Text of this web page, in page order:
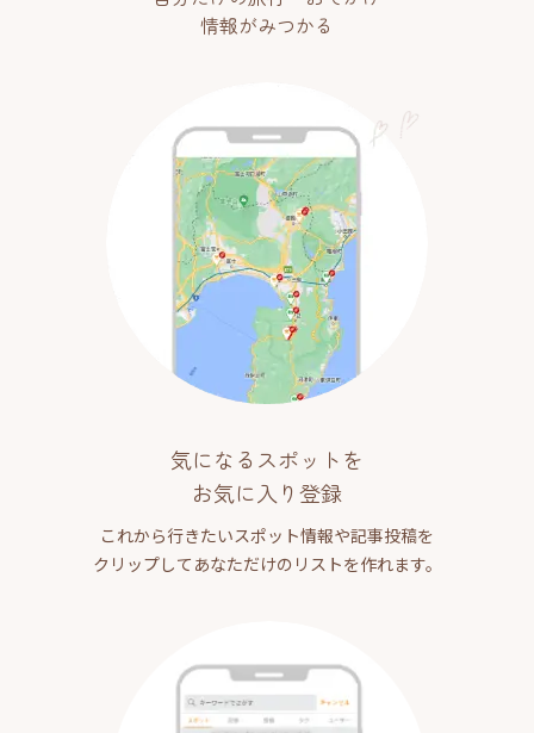
情報がみつかる
気になるスポットを
お気に入り登録
これから行きたいスポット情報や記事投稿を
クリップしてあなただけのリストを作れます。